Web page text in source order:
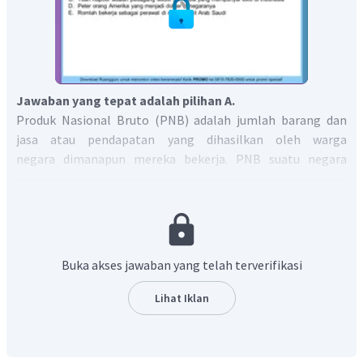
Jawaban yang tepat adalah pilihan A.
Produk Nasional Bruto (PNB) adalah jumlah barang dan
jasa atau pendapatan yang dihasilkan oleh warga
negara dimanapun mereka bekerja. PNB suatu negara
negara tersebut dengan warga negara asli di luar negeri.
Contohnya seperti TKI yang bekerja di Malaysia.
Buka akses jawaban yang telah terverifikasi
Lihat Iklan